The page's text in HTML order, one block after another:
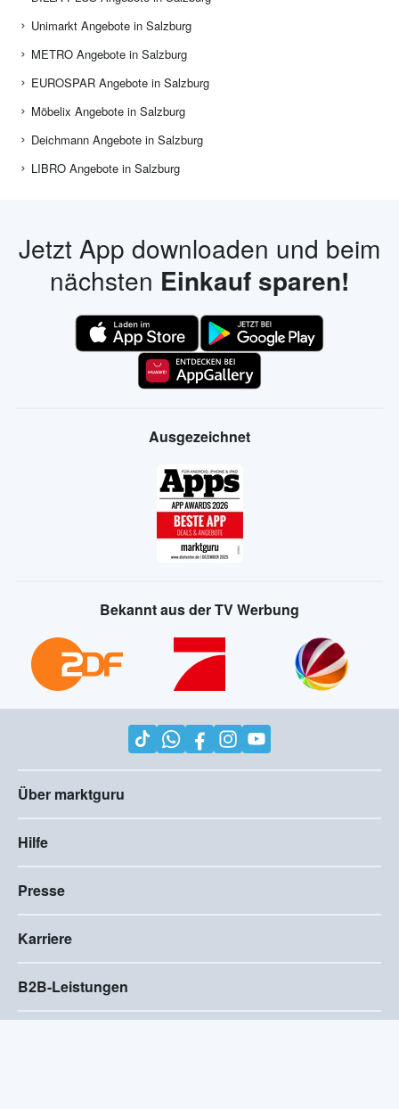
Unimarkt Angebote in Salzburg
METRO Angebote in Salzburg
EUROSPAR Angebote in Salzburg
Möbelix Angebote in Salzburg
Deichmann Angebote in Salzburg
LIBRO Angebote in Salzburg
Jetzt App downloaden und beim
nächsten Einkauf sparen!
Ausgezeichnet
Bekannt aus der TV Werbung
Über marktguru
Hilfe
Presse
Karriere
B2B-Leistungen